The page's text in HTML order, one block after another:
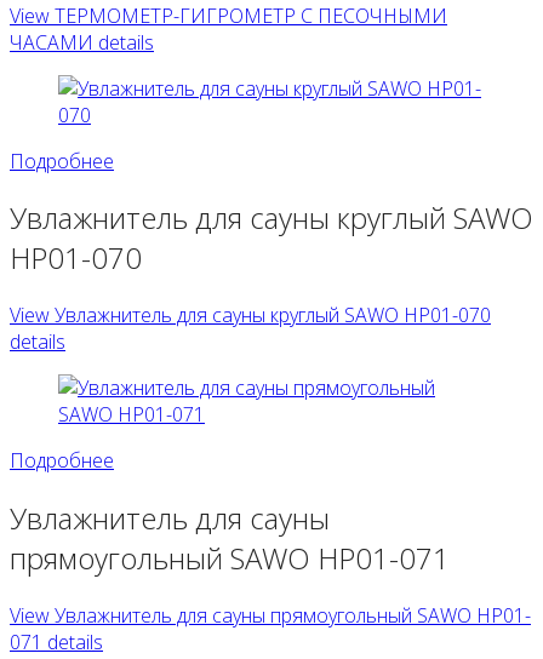
View ТЕРМОМЕТР-ГИГРОМЕТР С ПЕСОЧНЫМИ
ЧАСАМИ details
Подробнее
Увлажнитель для сауны круглый SAWO
HP01-070
View Увлажнитель для сауны круглый SAWO HP01-070
details
Подробнее
Увлажнитель для сауны
прямоугольный SAWO HP01-071
View Увлажнитель для сауны прямоугольный SAWO HP01-
071 details